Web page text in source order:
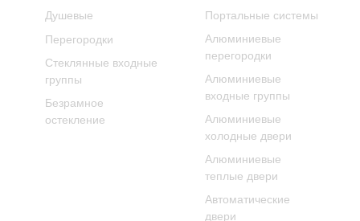
Душевые
Перегородки
Стеклянные входные
группы
Безрамное
остекление
Портальные системы
Алюминиевые
перегородки
Алюминиевые
входные группы
Алюминиевые
холодные двери
Алюминиевые
теплые двери
Автоматические
двери